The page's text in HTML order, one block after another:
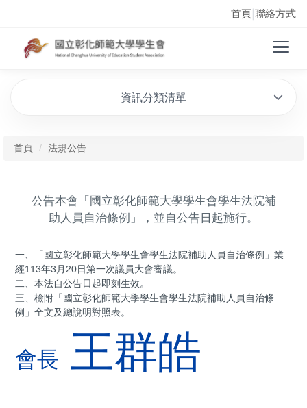
首頁 聯絡方式
資訊分類清單
首頁 法規公告
公告本會「國立彰化師範大學學生會學生法院補
助人員自治條例」，並自公告日起施行。
一、「國立彰化師範大學學生會學生法院補助人員自治條例」業
經113年3月20日第一次議員大會審議。
二、本法自公告日起即刻生效。
三、檢附「國立彰化師範大學學生會學生法院補助人員自治條
例」全文及總說明對照表。
會長 王群皓